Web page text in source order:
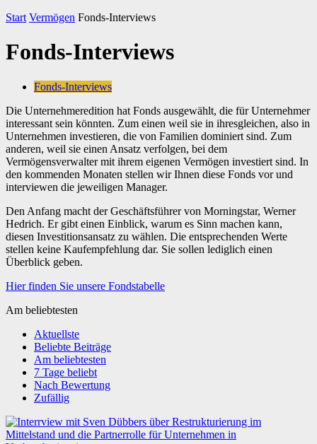
Start Vermögen Fonds-Interviews
Fonds-Interviews
Fonds-Interviews
Die Unternehmeredition hat Fonds ausgewählt, die für Unternehmer
interessant sein könnten. Zum einen weil sie in ihresgleichen, also in
Unternehmen investieren, die von Familien dominiert sind. Zum
anderen, weil sie einen Ansatz verfolgen, bei dem
Vermögensverwalter mit ihrem eigenen Vermögen investiert sind. In
den kommenden Monaten stellen wir Ihnen diese Fonds vor und
interviewen die jeweiligen Manager.
Den Anfang macht der Geschäftsführer von Morningstar, Werner
Hedrich. Er gibt einen Einblick, warum es Sinn machen kann,
diesen Investitionsansatz zu wählen. Die entsprechenden Werte
stellen keine Kaufempfehlung dar. Sie sollen lediglich einen
Überblick geben.
Hier finden Sie unsere Fondstabelle
Am beliebtesten
Aktuellste
Beliebte Beiträge
Am beliebtesten
7 Tage beliebt
Nach Bewertung
Zufällig